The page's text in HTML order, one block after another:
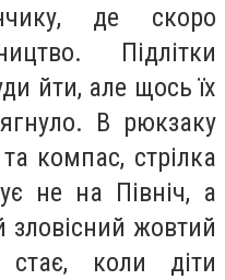
де скоро
Підлітки
йти, але щось їх
В рюкзаку
компас, стрілка
не на Північ, а
зловісний жовтий
стає, коли діти